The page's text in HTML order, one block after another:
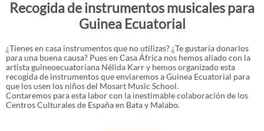
Recogida de instrumentos musicales para
Guinea Ecuatorial
¿Tienes en casa instrumentos que no utilizas? ¿Te gustaría donarlos
para una buena causa? Pues en Casa África nos hemos aliado con la
artista guineoecuatoriana Nélida Karr y hemos organizado esta
recogida de instrumentos que enviaremos a Guinea Ecuatorial para
que los usen los niños del Mosart Music School.
Contaremos para esta labor con la inestimable colaboración de los
Centros Culturales de España en Bata y Malabo.